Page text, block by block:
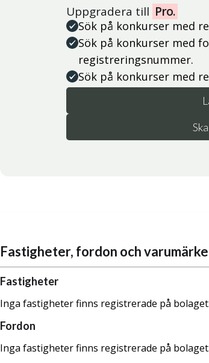
Uppgradera till Pro.
Sök på konkurser med
Sök på konkurser med
registreringsnummer.
Sök på konkurser med
Fastigheter, fordon och
Fastigheter
Inga fastigheter finns registrerade på bolaget.
Fordon
Inga fastigheter finns registrerade på bolaget.